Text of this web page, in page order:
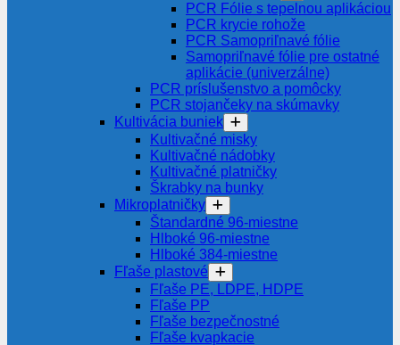
PCR Fólie s tepelnou aplikáciou
PCR krycie rohože
PCR Samopriľnavé fólie
Samopriľnavé fólie pre ostatné
aplikácie (univerzálne)
PCR príslušenstvo a pomôcky
PCR stojančeky na skúmavky
Kultivácia buniek
Kultivačné misky
Kultivačné nádobky
Kultivačné platničky
Škrabky na bunky
Mikroplatničky
Štandardné 96-miestne
Hlboké 96-miestne
Hlboké 384-miestne
Fľaše plastové
Fľaše PE, LDPE, HDPE
Fľaše PP
Fľaše bezpečnostné
Fľaše kvapkacie